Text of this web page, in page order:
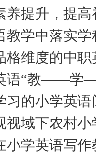
养提升，提
教学中落实
格维度的中
语“教——学
习的小学英
视域下农村
小学英语写